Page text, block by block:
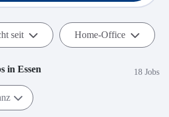
seit Home-Office
in Essen 18 Jobs